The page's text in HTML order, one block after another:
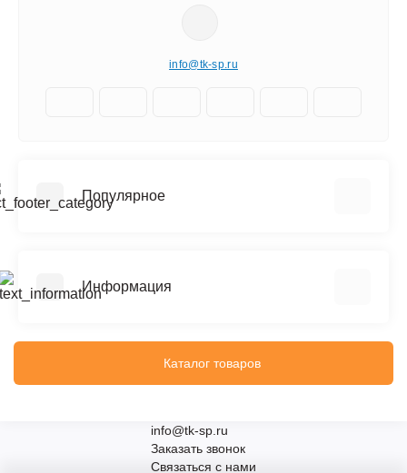
info@tk-sp.ru
Популярное
Плиточный клей
Информация
Согласие на использование файлов Cookie
Возврат и обмен товара
Каталог товаров
info@tk-sp.ru
Заказать звонок
Связаться с нами